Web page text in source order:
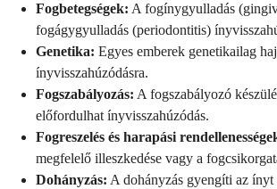
Fogbetegségek: A fogínygyulladás
fogágygyulladás (periodontitis)
Genetika: Egyes emberek genetikailag
ínyvisszahúzódásra.
Fogszabályozás: A fogszabályozó
előfordulhat ínyvisszahúzódás.
Fogreszelés és harapási
megfelelő illeszkedése vagy a
Dohányzás: A dohányzás gyengíti az ínyt